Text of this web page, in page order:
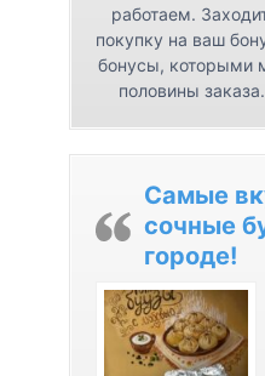
работаем.
покупку на ваш
бонусы, которыми
половины
Самые
сочные
городе!